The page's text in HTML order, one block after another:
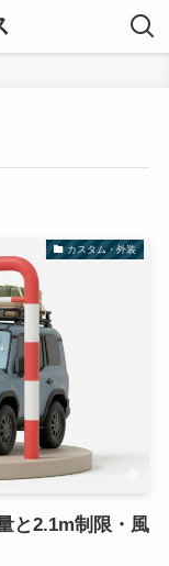
カスタム・外装
と2.1m制限・風